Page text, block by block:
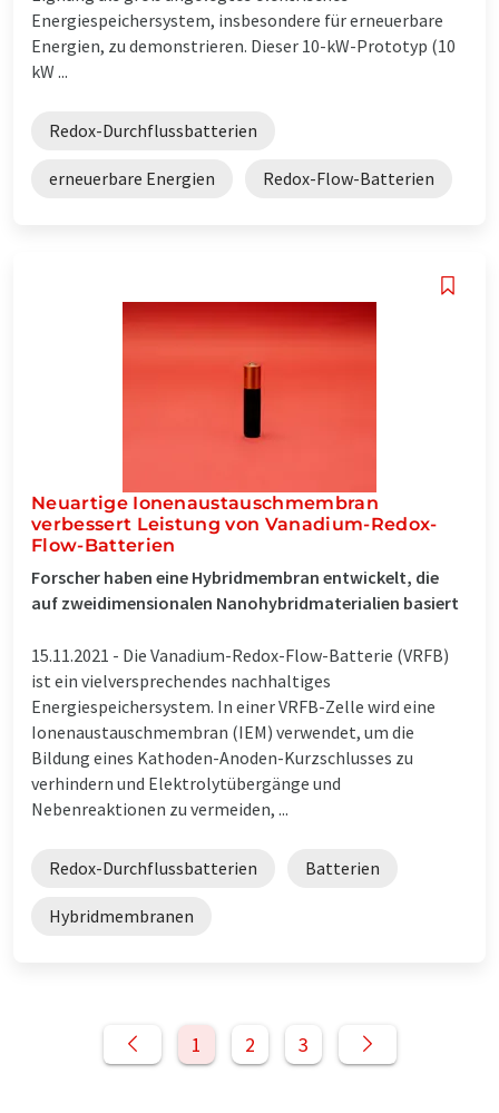
Energiespeichersystem, insbesondere für erneuerbare
Energien, zu demonstrieren. Dieser 10-kW-Prototyp (10
kW ...
Redox-Durchflussbatterien
erneuerbare Energien Redox-Flow-Batterien
Neuartige Ionenaustauschmembran
verbessert Leistung von Vanadium-Redox-
Flow-Batterien
Forscher haben eine Hybridmembran entwickelt, die
auf zweidimensionalen Nanohybridmaterialien basiert
15.11.2021 - Die Vanadium-Redox-Flow-Batterie (VRFB)
ist ein vielversprechendes nachhaltiges
Energiespeichersystem. In einer VRFB-Zelle wird eine
Ionenaustauschmembran (IEM) verwendet, um die
Bildung eines Kathoden-Anoden-Kurzschlusses zu
verhindern und Elektrolytübergänge und
Nebenreaktionen zu vermeiden, ...
Redox-Durchflussbatterien Batterien
Hybridmembranen
1 2 3